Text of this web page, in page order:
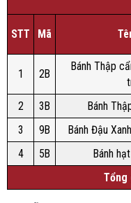
STT Mã
1 2B
Bánh Thập
2 3B Bánh
3
9B Bánh Đậu
4
5B Bánh
Tổng